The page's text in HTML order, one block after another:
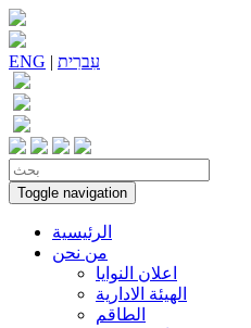
ENG | עִברִית
Toggle navigation
الرئيسية
من نحن
اعلان النوايا
الهيئة الادارية
الطاقم